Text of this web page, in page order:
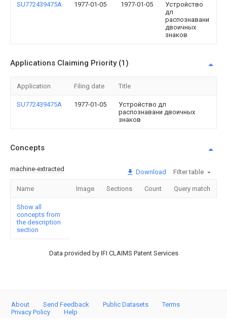
SU772439475A 1977-01-05 1977-01-05
Устройство
дл
распознавани
двоичных
знаков
Applications Claiming Priority (1)
Application Filing date Title
SU772439475A 1977-01-05
Устройство дл
распознавани двоичных
знаков
Concepts
machine-extracted Download Filter table
Name Image Sections Count Query match
Show all
concepts from
the description
section
Data provided by IFI CLAIMS Patent Services
About Send Feedback Public Datasets
Terms
Privacy Policy
Help